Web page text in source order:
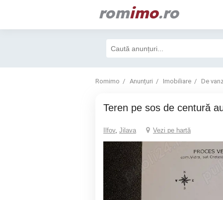
romimo.ro
Romimo Anunțuri Imobiliare De
Teren pe sos de centură
Ilfov, Jilava Vezi pe hartă